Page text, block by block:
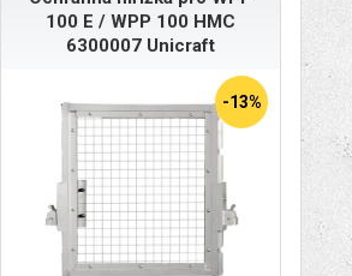
100 E / WPP 100 HMC
6300007 Unicraft
-13%